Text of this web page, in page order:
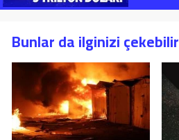
Bunlar da ilginizi çekebilir